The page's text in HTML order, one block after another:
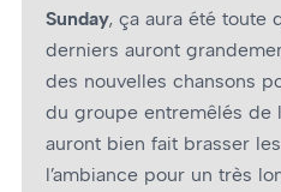
Sunday, ça aura été toute
derniers auront
des nouvelles chansons
du groupe entremêlés de
auront bien fait brasser
l’ambiance pour un très